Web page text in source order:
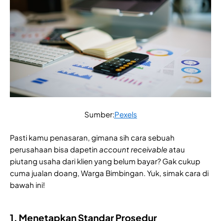
Sumber:Pexels
Pasti kamu penasaran, gimana sih cara sebuah
perusahaan bisa dapetin account receivableatau
piutang usaha dari klien yang belum bayar? Gak cukup
cuma jualan doang, Warga Bimbingan. Yuk, simak cara di
bawah ini!
1. Menetapkan Standar Prosedur